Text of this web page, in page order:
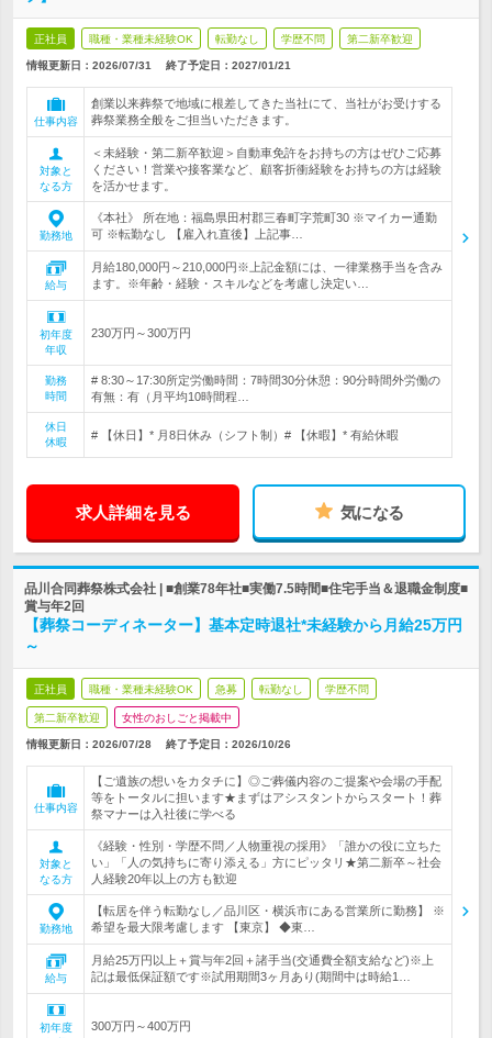
正社員 職種・業種未経験OK 転勤なし 学歴不問 第二新卒歓迎
情報更新日：2026/07/31 終了予定日： 2027/01/21
仕事内容
創業以来葬祭で地域に根差してきた当社にて、当社がお受けする
葬祭業務全般をご担当いただきます。
対象と
なる方
＜未経験・第二新卒歓迎＞自動車免許をお持ちの方はぜひご応募
ください！営業や接客業など、顧客折衝経験をお持ちの方は経験
を活かせます。
勤務地
《本社》 所在地：福島県田村郡三春町字荒町30 ※マイカー通勤
可 ※転勤なし 【雇入れ直後】上記事…
給与
月給180,000円～210,000円※上記金額には、一律業務手当を含み
ます。※年齢・経験・スキルなどを考慮し決定い…
初年度
年収
230万円～300万円
勤務
時間
# 8:30～17:30所定労働時間：7時間30分休憩：90分時間外労働の
有無：有（月平均10時間程…
休日
休暇
# 【休日】* 月8日休み（シフト制）# 【休暇】* 有給休暇
求人詳細を見る 気になる
品川合同葬祭株式会社 | ■創業78年社■実働7.5時間■住宅手当＆退職金制度■
賞与年2回
【葬祭コーディネーター】基本定時退社*未経験から月給25万円
～
正社員 職種・業種未経験OK 急募 転勤なし 学歴不問
第二新卒歓迎 女性のおしごと掲載中
情報更新日：2026/07/28 終了予定日： 2026/10/26
仕事内容
【ご遺族の想いをカタチに】◎ご葬儀内容のご提案や会場の手配
等をトータルに担います★まずはアシスタントからスタート！葬
祭マナーは入社後に学べる
対象と
なる方
《経験・性別・学歴不問／人物重視の採用》「誰かの役に立ちた
い」「人の気持ちに寄り添える」方にピッタリ★第二新卒～社会
人経験20年以上の方も歓迎
勤務地
【転居を伴う転勤なし／品川区・横浜市にある営業所に勤務】 ※
希望を最大限考慮します 【東京】 ◆東…
給与
月給25万円以上＋賞与年2回＋諸手当(交通費全額支給など)※上
記は最低保証額です※試用期間3ヶ月あり(期間中は時給1…
初年度
300万円～400万円